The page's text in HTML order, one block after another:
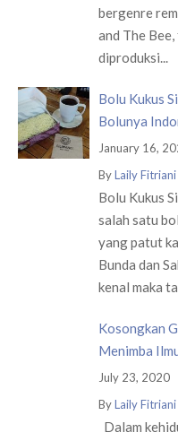
bergenre
and The
diproduksi...
Bolu Kukus
Bolunya
January 16,
ByLaily Fitriani
Bolu Kukus
salah satu
yang patut
Bunda dan
kenal maka
Kosongkan
Menimba
July 23, 2020
ByLaily Fitriani
Dalam